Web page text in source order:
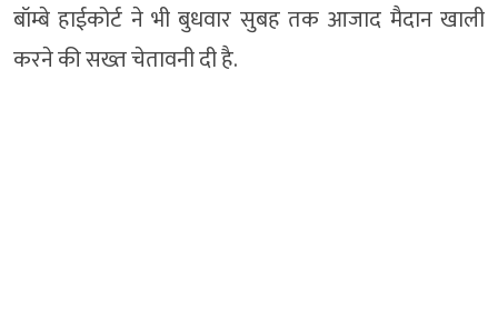
बॉम्बे हाईकोर्ट ने भी बुधवार सुबह तक आजाद मैदान खाली
करने की सख्त चेतावनी दी है.